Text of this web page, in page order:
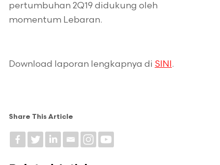
pertumbuhan 2Q19 didukung oleh
momentum Lebaran.
Download laporan lengkapnya di SINI .
Share This Article